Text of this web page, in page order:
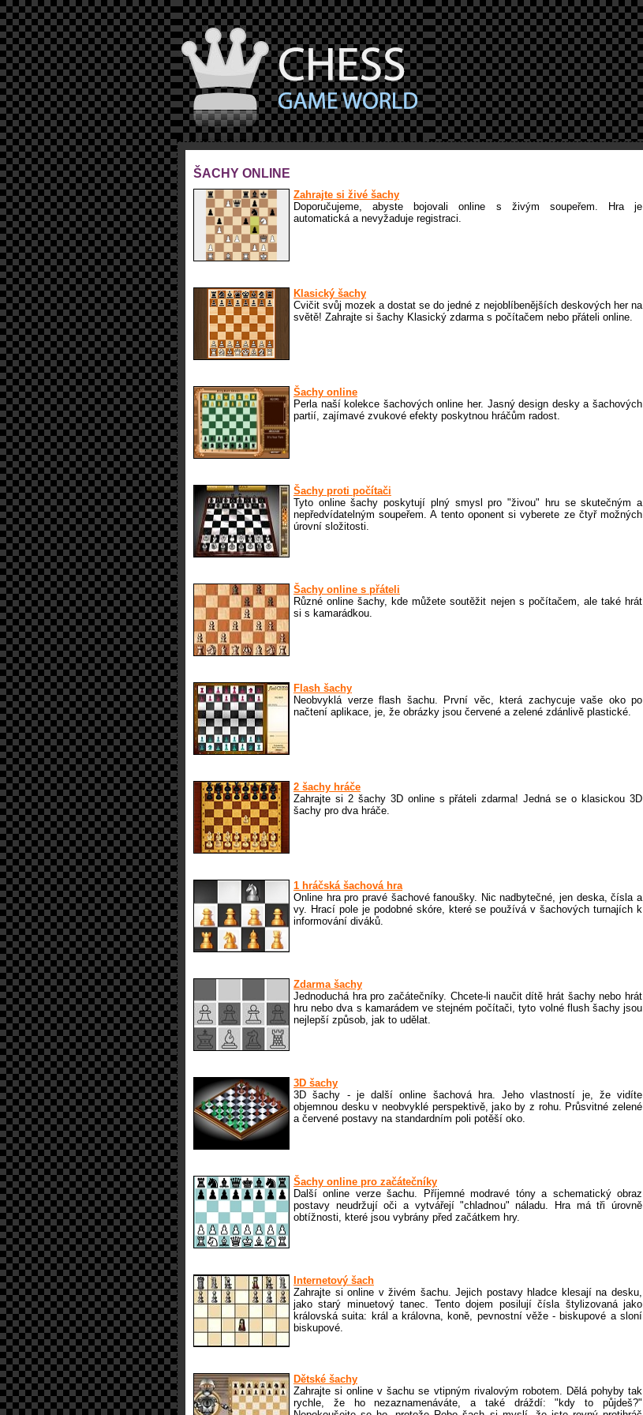
ŠACHY ONLINE
Zahrajte si živé šachy
Doporučujeme, abyste bojovali online s živým soupeřem. Hra je
automatická a nevyžaduje registraci.
Klasický šachy
Cvičit svůj mozek a dostat se do jedné z nejoblíbenějších deskových her na
světě! Zahrajte si šachy Klasický zdarma s počítačem nebo přáteli online.
Šachy online
Perla naší kolekce šachových online her. Jasný design desky a šachových
partií, zajímavé zvukové efekty poskytnou hráčům radost.
Šachy proti počítači
Tyto online šachy poskytují plný smysl pro "živou" hru se skutečným a
nepředvídatelným soupeřem. A tento oponent si vyberete ze čtyř možných
úrovní složitosti.
Šachy online s přáteli
Různé online šachy, kde můžete soutěžit nejen s počítačem, ale také hrát
si s kamarádkou.
Flash šachy
Neobvyklá verze flash šachu. První věc, která zachycuje vaše oko po
načtení aplikace, je, že obrázky jsou červené a zelené zdánlivě plastické.
2 šachy hráče
Zahrajte si 2 šachy 3D online s přáteli zdarma! Jedná se o klasickou 3D
šachy pro dva hráče.
1 hráčská šachová hra
Online hra pro pravé šachové fanoušky. Nic nadbytečné, jen deska, čísla a
vy. Hrací pole je podobné skóre, které se používá v šachových turnajích k
informování diváků.
Zdarma šachy
Jednoduchá hra pro začátečníky. Chcete-li naučit dítě hrát šachy nebo hrát
hru nebo dva s kamarádem ve stejném počítači, tyto volné flush šachy jsou
nejlepší způsob, jak to udělat.
3D šachy
3D šachy - je další online šachová hra. Jeho vlastností je, že vidíte
objemnou desku v neobvyklé perspektivě, jako by z rohu. Průsvitné zelené
a červené postavy na standardním poli potěší oko.
Šachy online pro začátečníky
Další online verze šachu. Příjemné modravé tóny a schematický obraz
postavy neudržují oči a vytvářejí "chladnou" náladu. Hra má tři úrovně
obtížnosti, které jsou vybrány před začátkem hry.
Internetový šach
Zahrajte si online v živém šachu. Jejich postavy hladce klesají na desku,
jako starý minuetový tanec. Tento dojem posilují čísla štylizovaná jako
královská suita: král a královna, koně, pevnostní věže - biskupové a sloní
biskupové.
Dětské šachy
Zahrajte si online v šachu se vtipným rivalovým robotem. Dělá pohyby tak
rychle, že ho nezaznamenáváte, a také dráždí: "kdy to půjdeš?"